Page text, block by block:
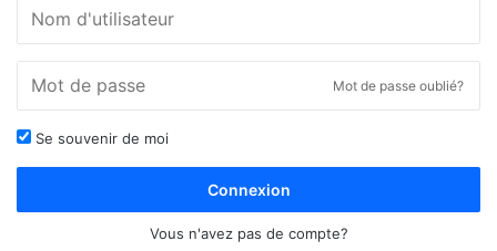
Mot de passe oublié?
Se souvenir de moi
Connexion
Vous n'avez pas de compte?